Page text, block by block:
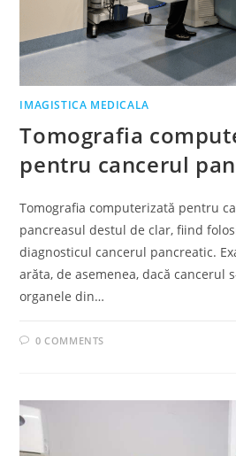
IMAGISTICA MEDICALA
Tomografia
pentru cancerul
Tomografia computerizată pentru
pancreasul destul de clar, fiind
diagnosticul cancerul pancreatic.
arăta, de asemenea, dacă cancerul
organele din…
0 COMMENTS